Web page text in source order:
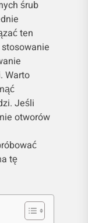
śrub
ten
Warto
Jeśli
otworów
tę